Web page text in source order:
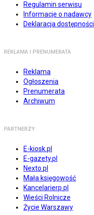
Regulamin serwisu
Informacje o nadawcy
Deklaracja dostępności
REKLAMA I PRENUMERATA
Reklama
Ogłoszenia
Prenumerata
Archiwum
PARTNERZY
E-kiosk.pl
E-gazety.pl
Nexto.pl
Mała księgowość
Kancelarierp.pl
Wieści Rolnicze
Życie Warszawy